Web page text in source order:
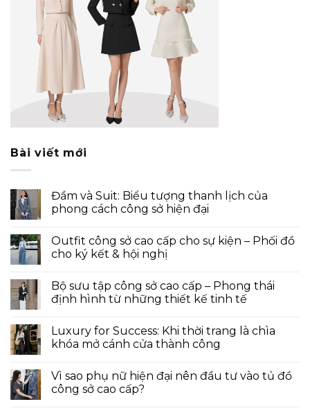
Bài viết mới
Đầm và Suit: Biểu tượng thanh lịch của
phong cách công sở hiện đại
Outfit công sở cao cấp cho sự kiện – Phối đồ
cho ký kết & hội nghị
Bộ sưu tập công sở cao cấp – Phong thái
định hình từ những thiết kế tinh tế
Luxury for Success: Khi thời trang là chìa
khóa mở cánh cửa thành công
Vì sao phụ nữ hiện đại nên đầu tư vào tủ đồ
công sở cao cấp?